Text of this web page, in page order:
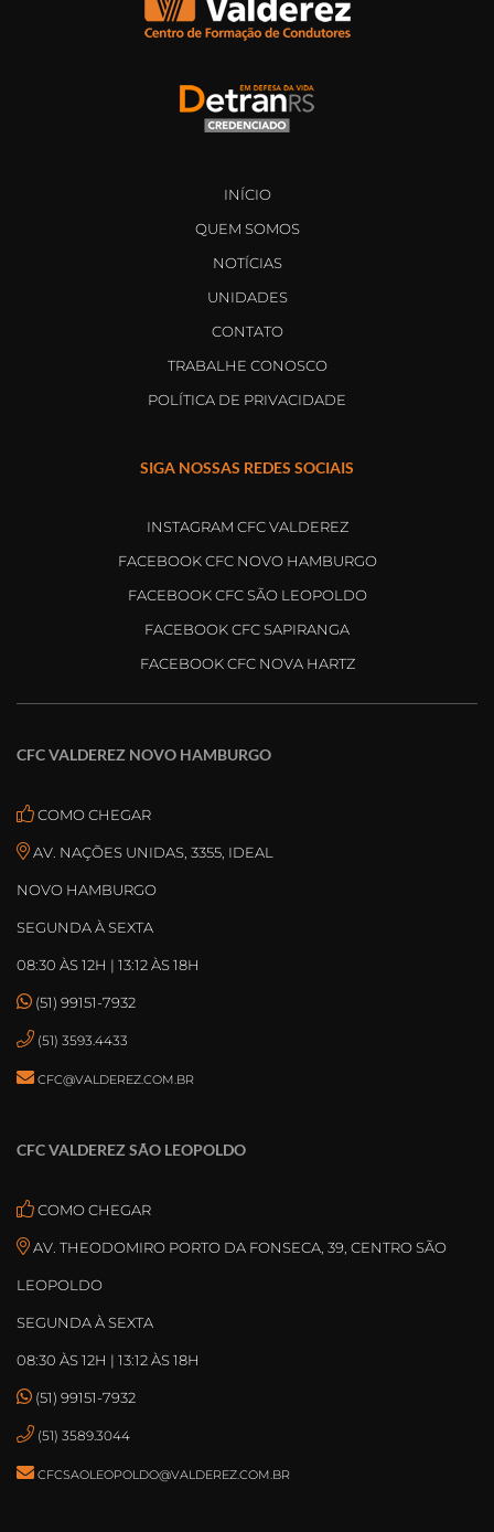
INÍCIO
QUEM SOMOS
NOTÍCIAS
UNIDADES
CONTATO
TRABALHE CONOSCO
POLÍTICA DE PRIVACIDADE
SIGA NOSSAS REDES SOCIAIS
INSTAGRAM CFC VALDEREZ
FACEBOOK CFC NOVO HAMBURGO
FACEBOOK CFC SÃO LEOPOLDO
FACEBOOK CFC SAPIRANGA
FACEBOOK CFC NOVA HARTZ
CFC VALDEREZ NOVO HAMBURGO
COMO CHEGAR
AV. NAÇÕES UNIDAS, 3355, IDEAL
NOVO HAMBURGO
SEGUNDA À SEXTA
08:30 ÀS 12H | 13:12 ÀS 18H
(51) 99151-7932
(51) 3593.4433
CFC@VALDEREZ.COM.BR
CFC VALDEREZ SÃO LEOPOLDO
COMO CHEGAR
AV. THEODOMIRO PORTO DA FONSECA, 39, CENTRO SÃO
LEOPOLDO
SEGUNDA À SEXTA
08:30 ÀS 12H | 13:12 ÀS 18H
(51) 99151-7932
(51) 3589.3044
CFCSAOLEOPOLDO@VALDEREZ.COM.BR